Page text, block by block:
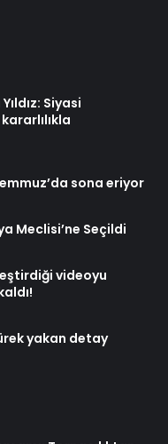
Siyasi
sona eriyor
Meclisi’ne Seçildi
videoyu
yakan detay